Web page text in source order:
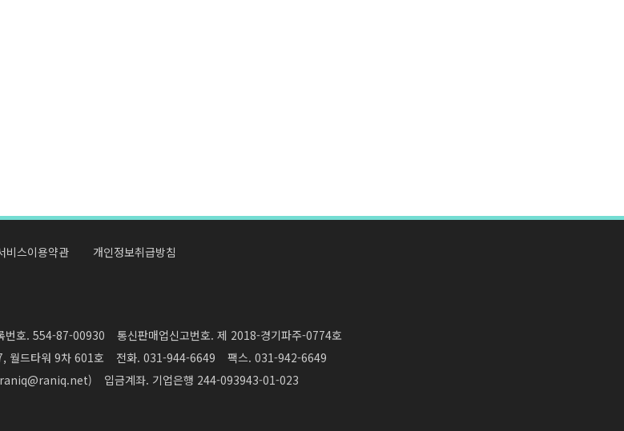
비스이용약관 개인정보취급방침
번호. 554-87-00930
통신판매업신고번호. 제 2018-경기파주-0774호
월드타워 9차 601호
전화. 031-944-6649
팩스. 031-942-6649
raniq@raniq.net) 입금계좌. 기업은행 244-093943-01-023